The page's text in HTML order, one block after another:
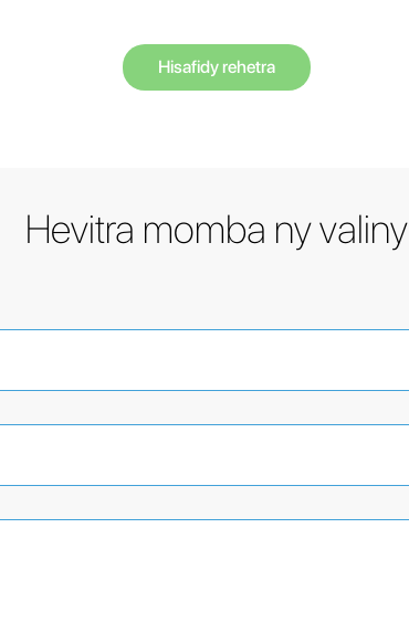
Hisafidy rehetra
Hevitra momba ny valiny